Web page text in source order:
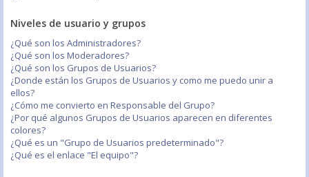
Niveles de usuario y grupos
¿Qué son los Administradores?
¿Qué son los Moderadores?
¿Qué son los Grupos de Usuarios?
¿Donde están los Grupos de Usuarios y como me puedo unir a
ellos?
¿Cómo me convierto en Responsable del Grupo?
¿Por qué algunos Grupos de Usuarios aparecen en diferentes
colores?
¿Qué es un "Grupo de Usuarios predeterminado"?
¿Qué es el enlace "El equipo"?